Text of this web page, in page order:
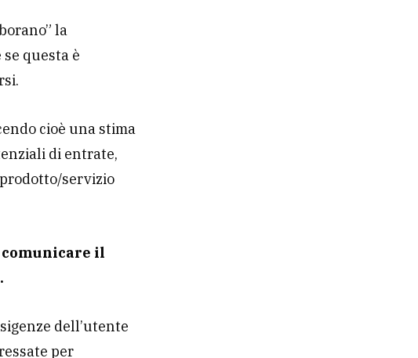
la
questa è
cioè una stima
di entrate,
servizio
comunicare il
dell’utente
per